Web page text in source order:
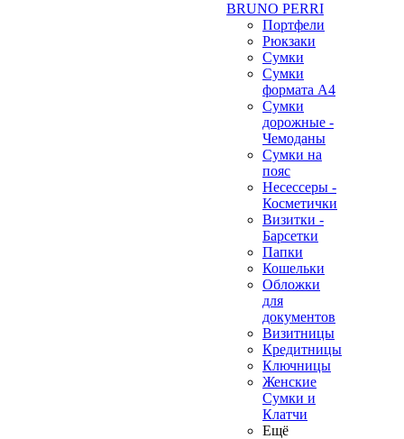
BRUNO PERRI
Портфели
Рюкзаки
Сумки
Сумки
формата А4
Сумки
дорожные -
Чемоданы
Сумки на
пояс
Несессеры -
Косметички
Визитки -
Барсетки
Папки
Кошельки
Обложки
для
документов
Визитницы
Кредитницы
Ключницы
Женские
Сумки и
Клатчи
Ещё